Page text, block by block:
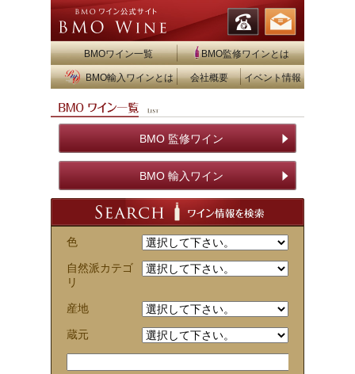
BMOワイン一覧 BMO監修ワインとは
BMO輸入ワインとは 会社概要 イベント情報
BMO 監修ワイン
BMO 輸入ワイン
色
自然派カテゴ
リ
産地
蔵元